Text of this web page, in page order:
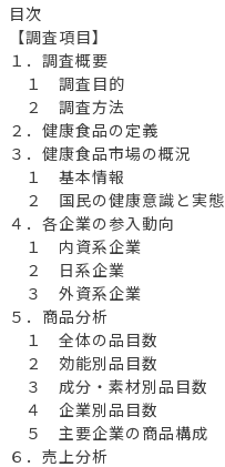
目次
【調査項目】
１．調査概要
１ 調査目的
２ 調査方法
２．健康食品の定義
３．健康食品市場の概況
１ 基本情報
２ 国民の健康意識と実態
４．各企業の参入動向
１ 内資系企業
２ 日系企業
３ 外資系企業
５．商品分析
１ 全体の品目数
２ 効能別品目数
３ 成分・素材別品目数
４ 企業別品目数
５ 主要企業の商品構成
６．売上分析